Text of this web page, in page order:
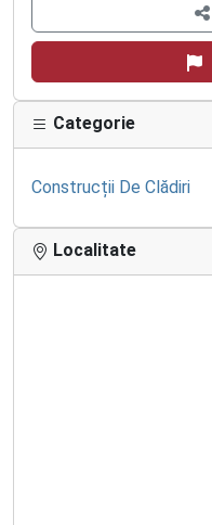
Categorie
Construcții De Clădiri
Localitate